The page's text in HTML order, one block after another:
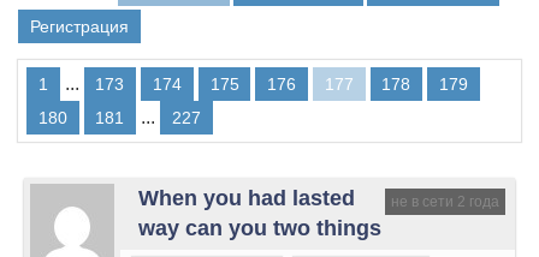
Регистрация
1 ... 173 174 175 176 177 178
179
180
181 ... 227
не в сети 2 года
When you had lasted
way can you two things